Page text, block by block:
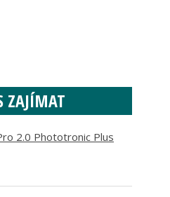
ZAJÍMAT
2.0 Phototronic Plus